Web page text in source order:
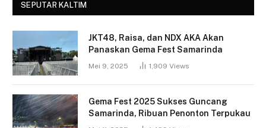
SEPUTAR KALTIM
JKT48, Raisa, dan NDX AKA Akan
Panaskan Gema Fest Samarinda
Mei 9, 2025 1,909 Views
Gema Fest 2025 Sukses Guncang
Samarinda, Ribuan Penonton Terpukau